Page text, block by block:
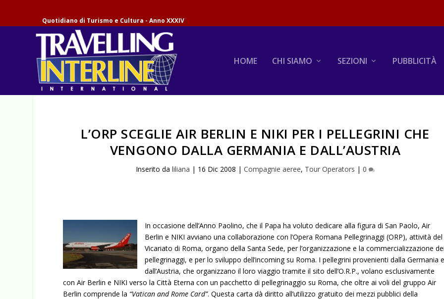
Quotidiano di Turismo e Cultura - Anno XXXIV
HOME CHI SIAMO SEZIONI PUBBLICITÀ
L’ORP SCEGLIE AIR BERLIN E NIKI PER I PELLEGRINI CHE
VENGONO DALLA GERMANIA E DALL’AUSTRIA
Inserito da liliana | 16 Dic 2008 | Compagnie aeree, Tour Operators | 0
In occasione dell’Anno Paolino, che il Papa ha voluto dedicare alla figura di San Paolo, Air
Berlin e NIKI avviano una collaborazione con l’Opera Romana Pellegrinaggi (ORP), attività del
Vicariato di Roma, organo della Santa Sede, per l’organizzazione e la commercializzazione dei
pellegrinaggi, e per lo sviluppo dell’incoming su Roma. I pellegrini provenienti dalla Germania e
dall’Austria, che organizzano il loro viaggio tramite il sito dell’O.R.P.,volano esclusivamente
con Air Berlin e NIKI verso la Città Eterna con un pacchetto di pellegrinaggio su Roma, che oltre ai voli del gruppo Air
Berlin comprende la “Vatican and Rome Card”. Questa carta dà diritto all’utilizzo gratuito dei mezzi pubblici della